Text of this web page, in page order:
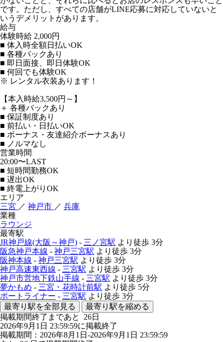
です。ただし、すべての店舗がLINE応募に対応していないと
いうデメリットがあります。
給与
体験時給 2,000円
■ 体入時全額日払いOK
■ 各種バックあり
■ 即日面接、即日体験OK
■ 何回でも体験OK
※ レンタル衣装あります！
【本入時給3,500円～】
＋ 各種バックあり
■ 保証制度あり
■ 前払い・日払いOK
■ ボーナス・友達紹介ボーナスあり
■ ノルマなし
営業時間
20:00〜LAST
■ 短時間勤務OK
■ 遅出OK
■ 終電上がりOK
エリア
三宮 ／ 神戸市 ／ 兵庫
業種
ラウンジ
最寄駅
JR神戸線(大阪～神戸) - 三ノ宮駅 より徒歩 3分
阪急神戸本線 - 神戸三宮駅 より徒歩 3分
阪神本線 - 神戸三宮駅 より徒歩 3分
神戸高速東西線 - 三宮駅 より徒歩 3分
神戸市営地下鉄山手線 - 三宮駅 より徒歩 3分
夢かもめ - 三宮・花時計前駅 より徒歩 5分
ポートライナー - 三宮駅 より徒歩 3分
最寄り駅を全部見る
最寄り駅を縮める
掲載期間終了まであと 26日
2026年9月1日 23:59:59に掲載終了
掲載期間：2026年8月1日-2026年9月1日 23:59:59